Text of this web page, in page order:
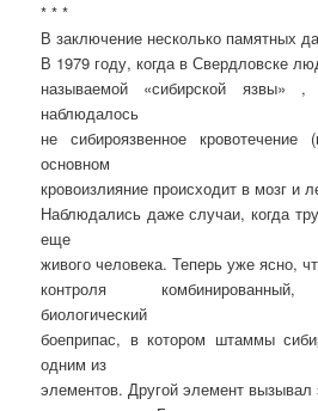
* * *
В заключение несколько памятных
В 1979 году, когда в Свердловске
называемой «сибирской язвы»
наблюдалось
не сибироязвенное
основном
кровоизлияние происходит в мозг и
Наблюдались даже случаи, когда
еще
живого человека. Теперь уже ясно,
контроля комбинированный,
биологический
боеприпас, в котором штаммы
одним из
элементов. Другой элемент вызывал